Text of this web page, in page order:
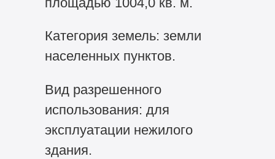
Категория земель: земли
населенных пунктов.
Вид разрешенного
использования: для
эксплуатации нежилого
здания.